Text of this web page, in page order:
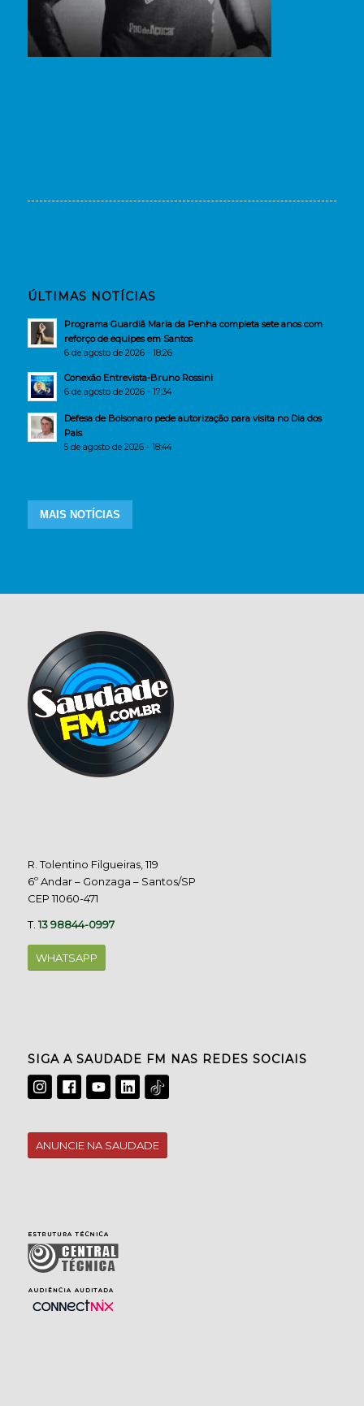
ÚLTIMAS NOTÍCIAS
Programa Guardiã Maria da Penha completa sete anos com
reforço de equipes em Santos
6 de agosto de 2026 - 18:26
Conexão Entrevista-Bruno Rossini
6 de agosto de 2026 - 17:34
Defesa de Bolsonaro pede autorização para visita no Dia dos
Pais
5 de agosto de 2026 - 18:44
MAIS NOTÍCIAS
R. Tolentino Filgueiras, 119
6º Andar – Gonzaga – Santos/SP
CEP 11060-471
T.13 98844-0997
WHATSAPP
SIGA A SAUDADE FM NAS REDES SOCIAIS
ANUNCIE NA SAUDADE